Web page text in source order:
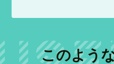
このよう